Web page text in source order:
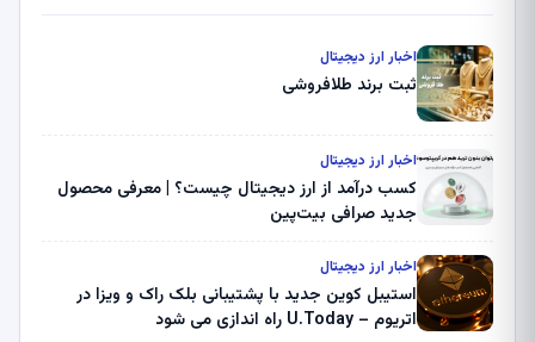
اخبار ارز دیجیتال
ثبت برند طلافروشی
اخبار ارز دیجیتال
کسب درآمد از ارز دیجیتال چیست؟ | معرفی محصول
جدید صرافی بیت‌پین
اخبار ارز دیجیتال
استیبل کوین جدید با پشتیبانی بلک راک و ویزا در
اتریوم – U.Today راه اندازی می شود